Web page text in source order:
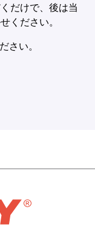
だけで、後は当
ください。
さい。